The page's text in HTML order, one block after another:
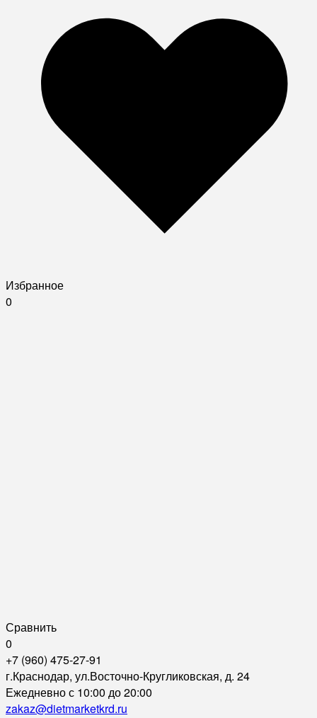
Избранное
0
Сравнить
0
+7 (960) 475-27-91
г.Краснодар, ул.Восточно-Кругликовская, д. 24
Ежедневно с 10:00 до 20:00
zakaz@dietmarketkrd.ru